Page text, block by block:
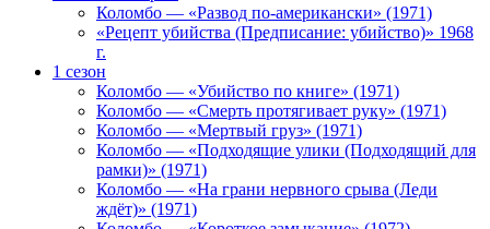
Коломбо — «Развод по-американски» (1971)
«Рецепт убийства (Предписание: убийство)» 1968
г.
1 сезон
Коломбо — «Убийство по книге» (1971)
Коломбо — «Смерть протягивает руку» (1971)
Коломбо — «Мертвый груз» (1971)
Коломбо — «Подходящие улики (Подходящий для
рамки)» (1971)
Коломбо — «На грани нервного срыва (Леди
ждёт)» (1971)